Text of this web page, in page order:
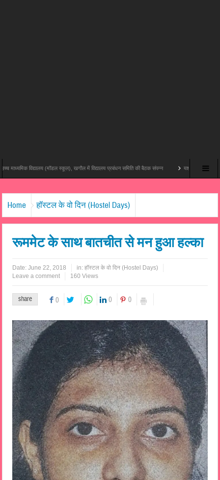
विद्यालय (मॉडल स्कूल), खगौल में विद्यालय प्रबंधन समिति की बैठक संपन्न यश राज फिल्म्स और पोशम पा
Home हॉस्टल के वो दिन (Hostel Days)
रूममेट के साथ बातचीत से मन हुआ हल्का
Date:June 22, 2018 in:हॉस्टल के वो दिन (Hostel Days)
Leave a comment
160 Views
share 0 0 0